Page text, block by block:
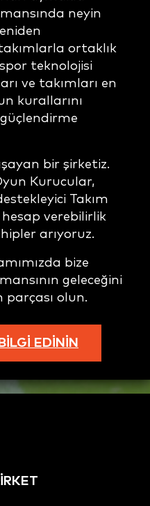
neyin
ortaklık
teknolojisi
ve takımları en
kurallarını
bir şirketiz.
Kurucular,
Takım
verebilirlik
arıyoruz.
bize
geleceğini
parçası olun.
EDİNİN